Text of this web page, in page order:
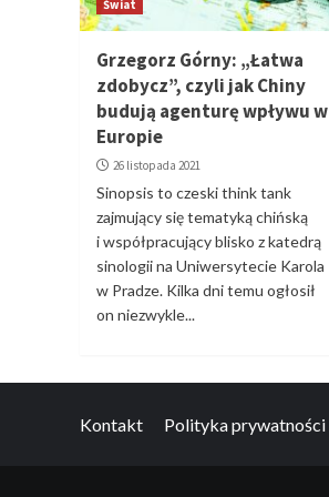
Świat
Grzegorz Górny: „Łatwa
zdobycz”, czyli jak Chiny
budują agenturę wpływu w
Europie
26 listopada 2021
Sinopsis to czeski think tank
zajmujący się tematyką chińską
i współpracujący blisko z katedrą
sinologii na Uniwersytecie Karola
w Pradze. Kilka dni temu ogłosił
on niezwykle...
Kontakt Polityka prywatności